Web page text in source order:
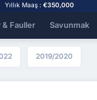
Yıllık Maaş : €350,000
& Fauller Savunmak
2019/2020